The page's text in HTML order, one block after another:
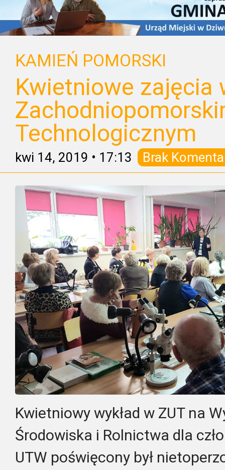
KAMIEŃ POMORSKI
Kwietniowe zajęcia
Technologicznym
kwi 14, 2019 • 17:13 Brak
Kwietniowy wykład w ZUT na
Środowiska i Rolnictwa dla
UTW poświęcony był